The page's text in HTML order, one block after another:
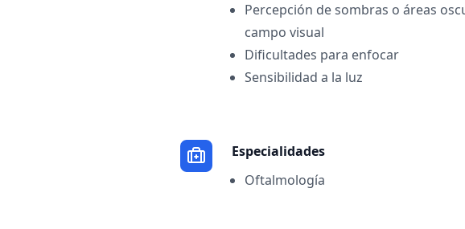
Percepción de sombras o áreas
campo visual
Dificultades para enfocar
Sensibilidad a la luz
Especialidades
Oftalmología